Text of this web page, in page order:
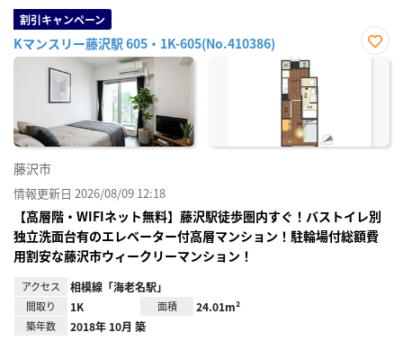
割引キャンペーン
Kマンスリー藤沢駅 605・1K-605(No.410386)
お気
藤沢市
情報更新日 2026/08/09 12:18
【高層階・WIFIネット無料】藤沢駅徒歩圏内すぐ！バストイレ別
独立洗面台有のエレベーター付高層マンション！駐輪場付総額費
用割安な藤沢市ウィークリーマンション！
アクセス 相模線「海老名駅」
間取り 1K 面積 24.01m²
築年数 2018年 10月 築